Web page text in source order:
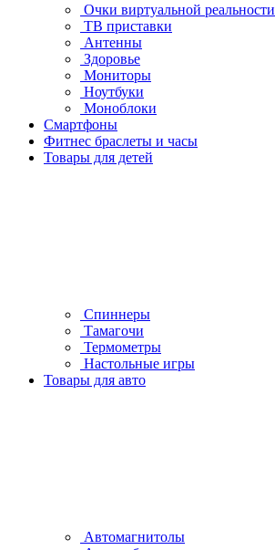
Очки виртуальной реальности
ТВ приставки
Антенны
Здоровье
Мониторы
Ноутбуки
Моноблоки
Смартфоны
Фитнес браслеты и часы
Товары для детей
Спиннеры
Тамагочи
Термометры
Настольные игры
Товары для авто
Автомагнитолы